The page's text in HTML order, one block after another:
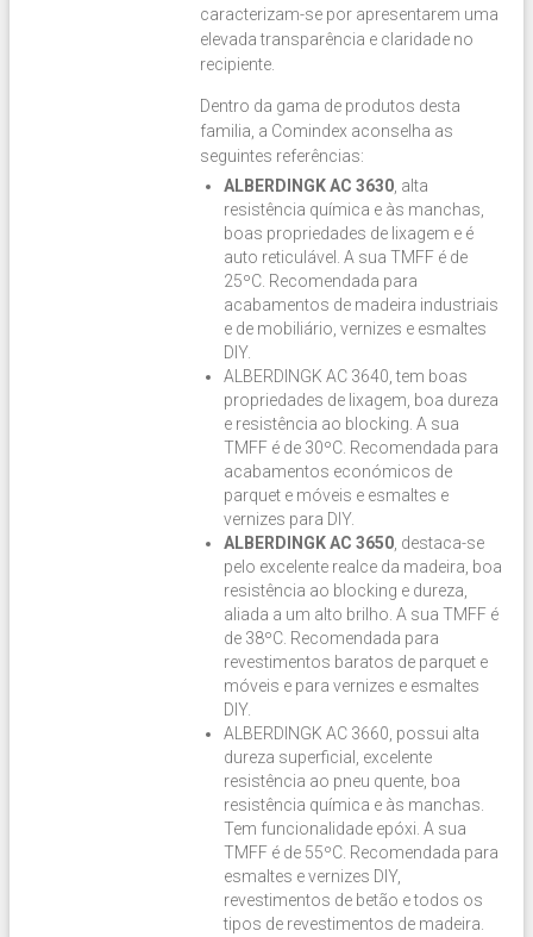
caracterizam-se por apresentarem uma
elevada transparência e claridade no
recipiente.
Dentro da gama de produtos desta
familia, a Comindex aconselha as
seguintes referências:
ALBERDINGK AC 3630, alta
resistência química e às manchas,
boas propriedades de lixagem e é
auto reticulável. A sua TMFF é de
25ºC. Recomendada para
acabamentos de madeira industriais
e de mobiliário, vernizes e esmaltes
DIY.
ALBERDINGK AC 3640, tem boas
propriedades de lixagem, boa dureza
e resistência ao blocking. A sua
TMFF é de 30ºC. Recomendada para
acabamentos económicos de
parquet e móveis e esmaltes e
vernizes para DIY.
ALBERDINGK AC 3650, destaca-se
pelo excelente realce da madeira, boa
resistência ao blocking e dureza,
aliada a um alto brilho. A sua TMFF é
de 38ºC. Recomendada para
revestimentos baratos de parquet e
móveis e para vernizes e esmaltes
DIY.
ALBERDINGK AC 3660, possui alta
dureza superficial, excelente
resistência ao pneu quente, boa
resistência química e às manchas.
Tem funcionalidade epóxi. A sua
TMFF é de 55ºC. Recomendada para
esmaltes e vernizes DIY,
revestimentos de betão e todos os
tipos de revestimentos de madeira.